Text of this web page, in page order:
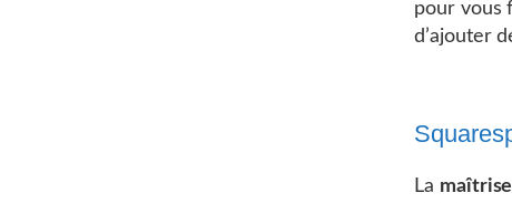
pour vous
d’ajouter
La